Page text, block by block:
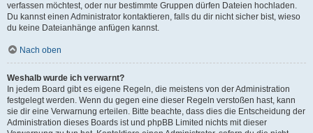
verfassen möchtest, oder nur bestimmte Gruppen dürfen Dateien hochladen.
Du kannst einen Administrator kontaktieren, falls du dir nicht sicher bist, wieso
du keine Dateianhänge anfügen kannst.
Nach oben
Weshalb wurde ich verwarnt?
In jedem Board gibt es eigene Regeln, die meistens von der Administration
festgelegt werden. Wenn du gegen eine dieser Regeln verstoßen hast, kann
sie dir eine Verwarnung erteilen. Bitte beachte, dass dies die Entscheidung der
Administration dieses Boards ist und phpBB Limited nichts mit dieser